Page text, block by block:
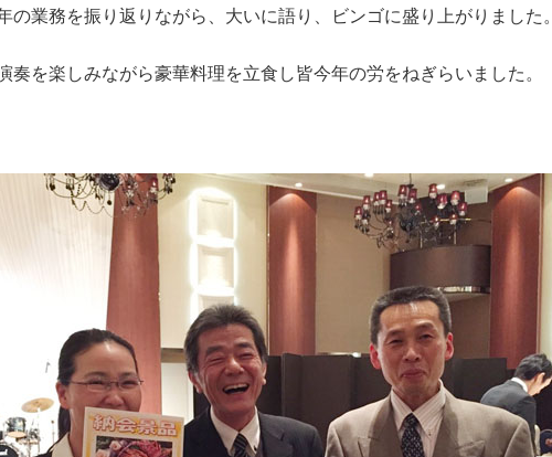
の業務を振り返りながら、大いに語り、ビンゴに盛り上がりました。
奏を楽しみながら豪華料理を立食し皆今年の労をねぎらいました。